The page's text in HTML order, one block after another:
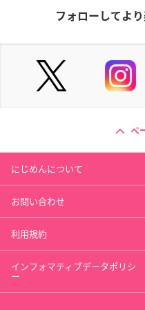
フォローしてよ
ペ
にじめんについて
お問い合わせ
利用規約
インフォマティブデータポリシ
ー